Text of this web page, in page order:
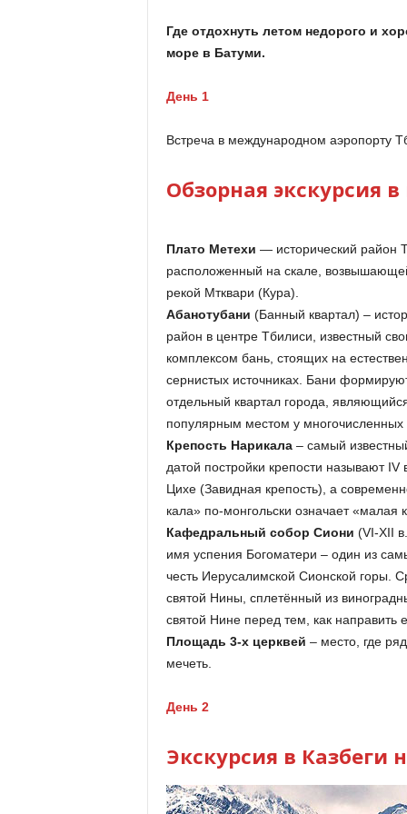
Где отдохнуть летом недорого и
море в Батуми.
День 1
Встреча в международном аэропорту
Обзорная экскурсия
Плато Метехи — исторический район
расположенный на скале,
рекой Мтквари (Кура).
Абанотубани (Банный квартал) –
район в центре Тбилиси, известный
комплексом бань, стоящих на
сернистых источниках. Бани
отдельный квартал города,
популярным местом у многочисленных
Крепость Нарикала– самый
датой постройки крепости называют
Цихе (Завидная крепость), а
кала» по-монгольски означает «малая
Кафедральный собор Сиони (VI-XII
имя успения Богоматери – один из
честь Иерусалимской Сионской горы.
святой Нины, сплетённый из
святой Нине перед тем, как направить
Площадь 3-х церквей – место, где
мечеть.
День 2
Экскурсия в Казбеги